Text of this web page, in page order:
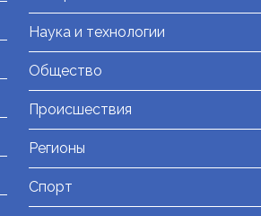
Наука и технологии
Общество
Происшествия
Регионы
Спорт